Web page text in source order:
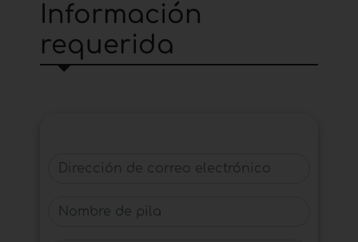
Información
requerida
Dirección de correo electrónico
Nombre de pila